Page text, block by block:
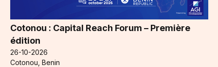
Cotonou : Capital Reach Forum – Première
édition
26-10-2026
Cotonou, Benin